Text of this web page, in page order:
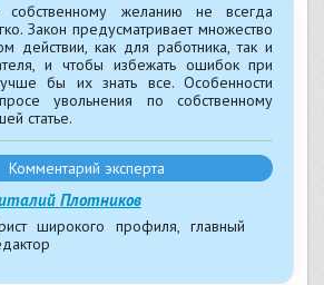
собственному желанию не всегда
Закон предусматривает множество
действии, как для работника, так и
и чтобы избежать ошибок при
бы их знать все. Особенности
увольнения по собственному
статье.
Плотников
широкого профиля, главный
Комментарий эксперта